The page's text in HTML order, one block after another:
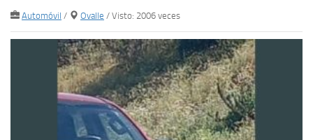
Automóvil / Ovalle / Visto: 2006 veces